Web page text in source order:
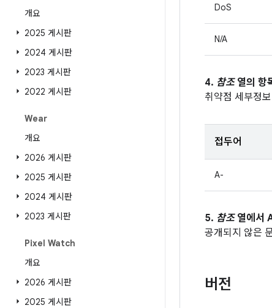
개요
2025 게시판
2024 게시판
2023 게시판
2022 게시판
Wear
개요
2026 게시판
2025 게시판
2024 게시판
2023 게시판
Pixel Watch
개요
2026 게시판
2025 게시판
DoS
N/A
4. 참조열의 항
취약점 세부정보
접두어
A-
5. 참조열에서
공개되지 않은
버전